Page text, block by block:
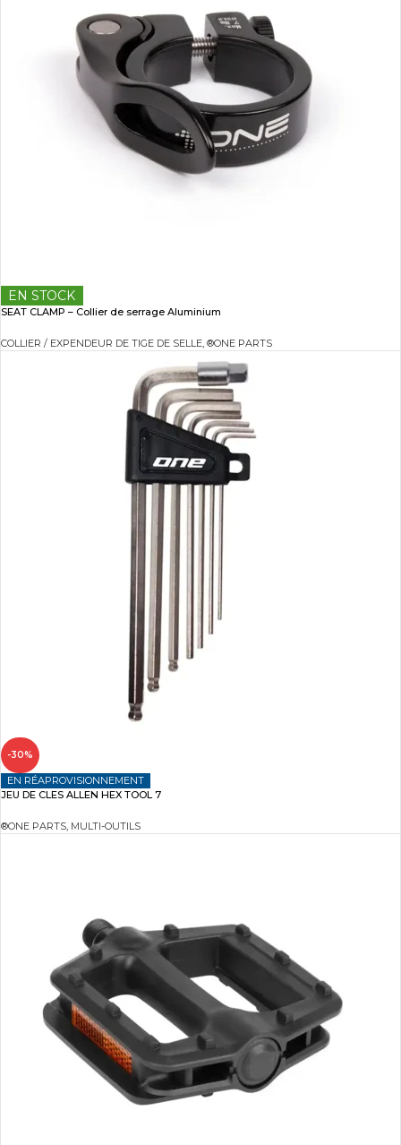
EN STOCK
SEAT CLAMP – Collier de serrage Aluminium
COLLIER / EXPENDEUR DE TIGE DE SELLE, ®ONE PARTS
-30%
EN RÉAPROVISIONNEMENT
JEU DE CLES ALLEN HEX TOOL 7
®ONE PARTS, MULTI-OUTILS